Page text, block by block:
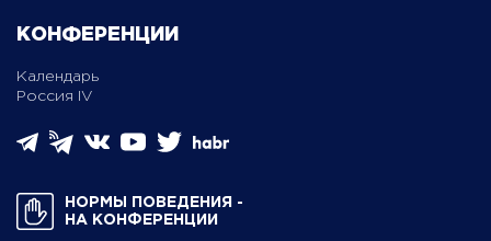
КОНФЕРЕНЦИИ
Календарь
Россия IV
НОРМЫ ПОВЕДЕНИЯ ­
НА КОНФЕРЕНЦИИ